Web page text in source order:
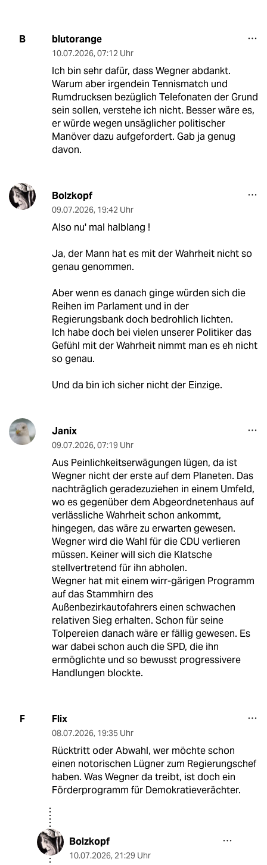
B blutorange
10.07.2026, 07:12 Uhr
Ich bin sehr dafür, dass Wegner abdankt.
Warum aber irgendein Tennismatch und
Rumdrucksen bezüglich Telefonaten der Grund
sein sollen, verstehe ich nicht. Besser wäre es,
er würde wegen unsäglicher politischer
Manöver dazu aufgefordert. Gab ja genug
davon.
Bolzkopf
09.07.2026, 19:42 Uhr
Also nu' mal halblang !
Ja, der Mann hat es mit der Wahrheit nicht so
genau genommen.
Aber wenn es danach ginge würden sich die
Reihen im Parlament und in der
Regierungsbank doch bedrohlich lichten.
Ich habe doch bei vielen unserer Politiker das
Gefühl mit der Wahrheit nimmt man es eh nicht
so genau.
Und da bin ich sicher nicht der Einzige.
Janix
09.07.2026, 07:19 Uhr
Aus Peinlichkeitserwägungen lügen, da ist
Wegner nicht der erste auf dem Planeten. Das
nachträglich geradezuziehen in einem Umfeld,
wo es gegenüber dem Abgeordnetenhaus auf
verlässliche Wahrheit schon ankommt,
hingegen, das wäre zu erwarten gewesen.
Wegner wird die Wahl für die CDU verlieren
müssen. Keiner will sich die Klatsche
stellvertretend für ihn abholen.
Wegner hat mit einem wirr-gärigen Programm
auf das Stammhirn des
Außenbezirkautofahrers einen schwachen
relativen Sieg erhalten. Schon für seine
Tolpereien danach wäre er fällig gewesen. Es
war dabei schon auch die SPD, die ihn
ermöglichte und so bewusst progressivere
Handlungen blockte.
F Flix
08.07.2026, 19:35 Uhr
Rücktritt oder Abwahl, wer möchte schon
einen notorischen Lügner zum Regierungschef
haben. Was Wegner da treibt, ist doch ein
Förderprogramm für Demokratieverächter.
Bolzkopf
10.07.2026, 21:29 Uhr